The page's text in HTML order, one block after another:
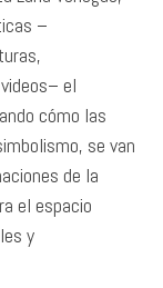
–
el
cómo las
se van
de la
el espacio
y